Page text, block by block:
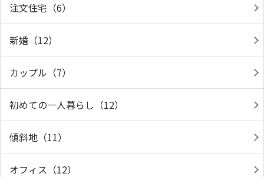
注文住宅（6）
新婚（12）
カップル（7）
初めての一人暮らし（12）
傾斜地（11）
オフィス（12）